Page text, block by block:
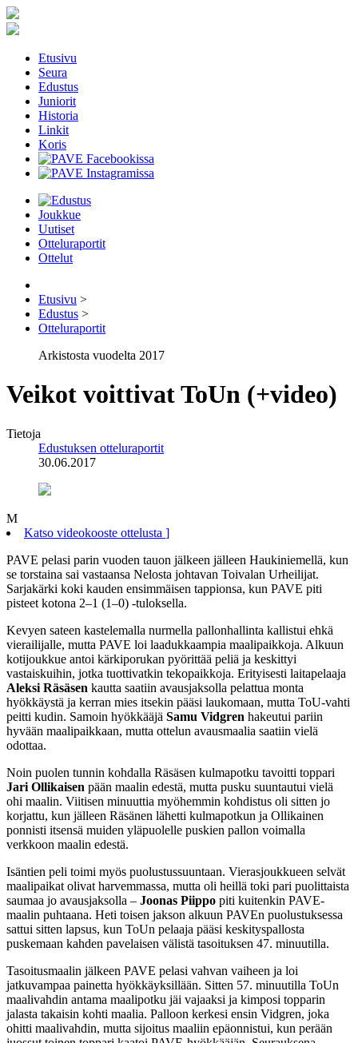
Etusivu
Seura
Edustus
Juniorit
Historia
Linkit
Koris
Joukkue
Uutiset
Otteluraportit
Ottelut
Etusivu >
Edustus >
Otteluraportit
Arkistosta vuodelta 2017
Veikot voittivat ToUn (+video)
Tietoja
Edustuksen otteluraportit
30.06.2017
M
Katso videokooste ottelusta ]
PAVE pelasi parin vuoden tauon jälkeen jälleen Haukiniemellä, kun
se torstaina sai vastaansa Nelosta johtavan Toivalan Urheilijat.
Sarjakärki koki kauden ensimmäisen tappionsa, kun PAVE piti
pisteet kotona 2–1 (1–0) -tuloksella.
Kevyen sateen kastelemalla nurmella pallonhallinta kallistui ehkä
vierailijalle, mutta PAVE loi laadukkaampia maalipaikkoja. Alkuun
kotijoukkue antoi kärkiporukan pyörittää peliä ja keskittyi
vastaiskuihin, jotka tuottivatkin tekopaikkoja. Erityisesti laitapelaaja
Aleksi Räsäsen kautta saatiin avausjaksolla pelattua monta
hyökkäystä ja kerran mies itsekin pääsi laukomaan, mutta ToU-vahti
peitti kudin. Samoin hyökkääjä Samu Vidgren hakeutui pariin
hyvään maalipaikkaan, mutta ottelun avausmaalia saatiin vielä
odottaa.
Noin puolen tunnin kohdalla Räsäsen kulmapotku tavoitti toppari
Jari Ollikaisen pään maalin edestä, mutta pusku suuntautui vielä
ohi maalin. Viitisen minuuttia myöhemmin kohdistus oli sitten jo
korjattu, kun jälleen Räsänen lähetti kulmapotkun ja Ollikainen
ponnisti itsensä muiden yläpuolelle puskien pallon voimalla
verkkoon maalin edestä.
Isäntien peli toimi myös puolustussuuntaan. Vierasjoukkueen selvät
maalipaikat olivat harvemmassa, mutta oli heillä toki pari puolittaista
saumaa jo avausjaksolla – Joonas Piippo piti kuitenkin PAVE-
maalin puhtaana. Heti toisen jakson alkuun PAVEn puolustuksessa
sattui sitten lapsus, kun ToUn pelaaja pääsi keskityspallosta
puskemaan kahden pavelaisen välistä tasoituksen 47. minuutilla.
Tasoitusmaalin jälkeen PAVE pelasi vahvan vaiheen ja loi
jatkuvampaa painetta hyökkäyksillään. Sitten 57. minuutilla ToUn
maalivahdin antama maalipotku jäi vajaaksi ja kimposi topparin
jalasta takaisin kohti maalia. Palloon kerkesi ensin Vidgren, joka
ohitti maalivahdin, mutta sijoitus maaliin epäonnistui, kun perään